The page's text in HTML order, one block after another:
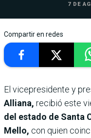
7 DE
Compartir en redes
El vicepresidente y
Alliana, recibió este
del estado de Santa
Mello, con quien